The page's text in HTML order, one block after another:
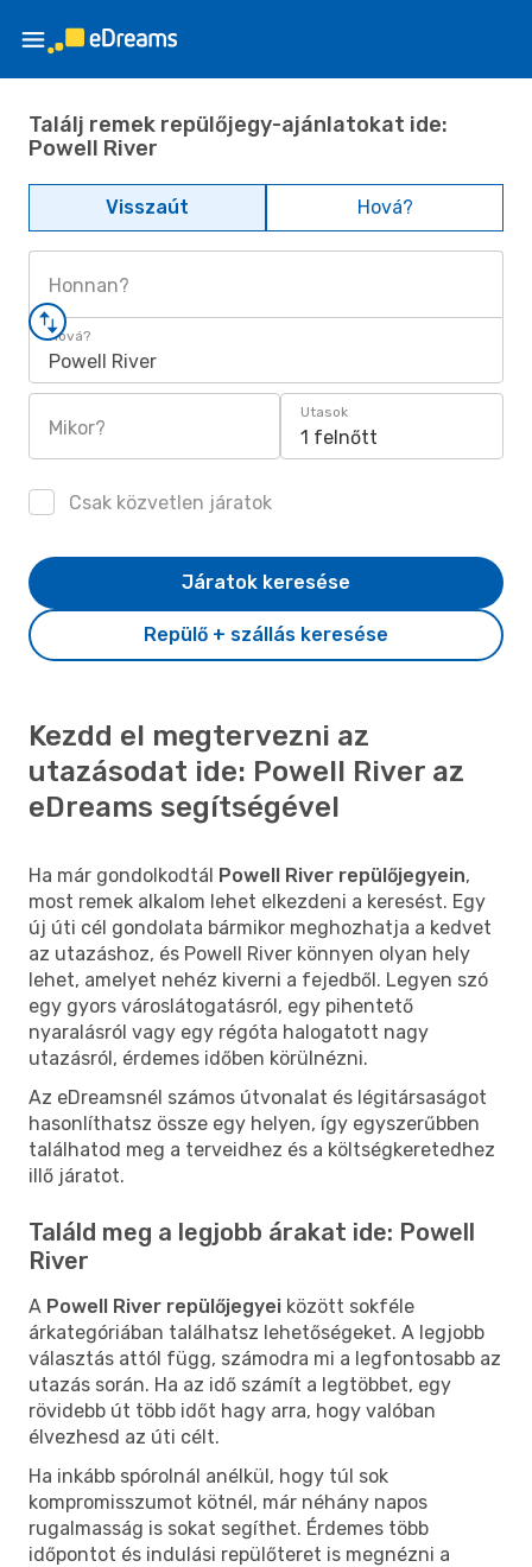
Találj remek repülőjegy-ajánlatokat ide:
Powell River
Visszaút Hová?
Honnan?
Hová?
Powell River
Mikor?
Utasok
1 felnőtt
Csak közvetlen járatok
Repülő + szállás keresése
Járatok keresése
Kezdd el megtervezni az
utazásodat ide: Powell River az
eDreams segítségével
Ha már gondolkodtál Powell River repülőjegyein,
most remek alkalom lehet elkezdeni a keresést. Egy
új úti cél gondolata bármikor meghozhatja a kedvet
az utazáshoz, és Powell River könnyen olyan hely
lehet, amelyet nehéz kiverni a fejedből. Legyen szó
egy gyors városlátogatásról, egy pihentető
nyaralásról vagy egy régóta halogatott nagy
utazásról, érdemes időben körülnézni.
Az eDreamsnél számos útvonalat és légitársaságot
hasonlíthatsz össze egy helyen, így egyszerűbben
találhatod meg a terveidhez és a költségkeretedhez
illő járatot.
Találd meg a legjobb árakat ide: Powell
River
A Powell River repülőjegyei között sokféle
árkategóriában találhatsz lehetőségeket. A legjobb
választás attól függ, számodra mi a legfontosabb az
utazás során. Ha az idő számít a legtöbbet, egy
rövidebb út több időt hagy arra, hogy valóban
élvezhesd az úti célt.
Ha inkább spórolnál anélkül, hogy túl sok
kompromisszumot kötnél, már néhány napos
rugalmasság is sokat segíthet. Érdemes több
időpontot és indulási repülőteret is megnézni a